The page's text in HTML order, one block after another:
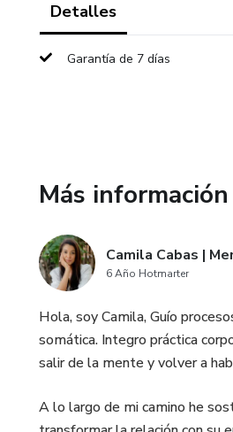
Detalles
Garantía de 7 días
Más
Camila Cabas |
6 Año Hotmarter
Hola, soy Camila, Guío
somática. Integro práctica
salir de la mente y volver a
A lo largo de mi camino he